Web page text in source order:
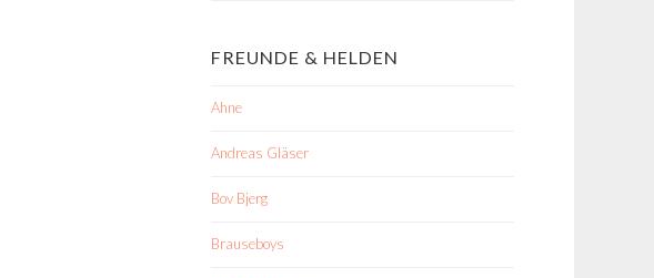
FREUNDE & HELDEN
Ahne
Andreas Gläser
Bov Bjerg
Brauseboys